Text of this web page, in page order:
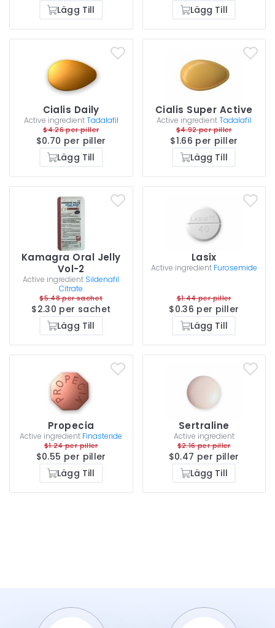
Lägg Till
Lägg Till
Cialis Daily
Active ingredientTadalafil
$4.26 per piller
$0.70 per piller
Lägg Till
Cialis Super Active
Active ingredientTadalafil
$4.92 per piller
$1.66 per piller
Lägg Till
Kamagra Oral Jelly
Vol-2
Active ingredient Sildenafil
Citrate
$5.48 per sachet
$2.30 per sachet
Lägg Till
Lasix
Active ingredient Furosemide
$1.44 per piller
$0.36 per piller
Lägg Till
Propecia
Active ingredient Finasteride
$1.24 per piller
$0.55 per piller
Lägg Till
Sertraline
Active ingredient
$2.16 per piller
$0.47 per piller
Lägg Till